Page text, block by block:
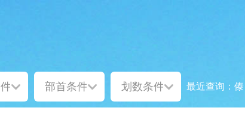
最近查询： 傣